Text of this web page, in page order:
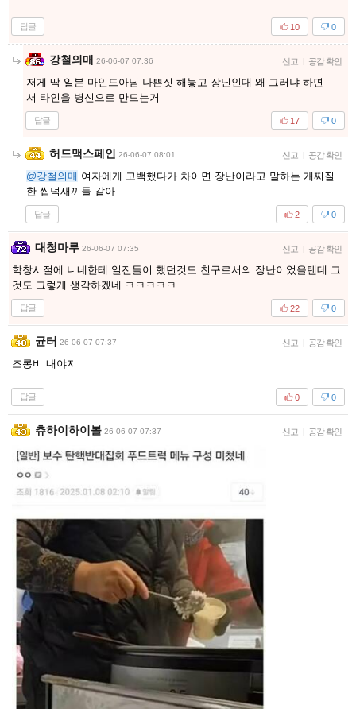
답글 0
10
강철의매 26-06-07 07:36 신고 | 공감 확인
저게 딱 일본 마인드아님 나쁜짓 해놓고 장닌인대 왜 그러냐 하면
서 타인을 병신으로 만드는거
답글 0
17
허드맥스페인 26-06-07 08:01 신고 | 공감 확인
@강철의매 여자에게 고백했다가 차이면 장난이라고 말하는 개찌질
한 씹덕새끼들 같아
답글 0
2
대청마루 26-06-07 07:35 신고 | 공감 확인
학창시절에 니네한테 일진들이 했던것도 친구로서의 장난이었을텐데 그
것도 그렇게 생각하겠네 ㅋㅋㅋㅋㅋ
답글 0
22
균터 26-06-07 07:37 신고 | 공감 확인
조롱비 내야지
답글 0
0
츄하이하이볼 26-06-07 07:37 신고 | 공감 확인